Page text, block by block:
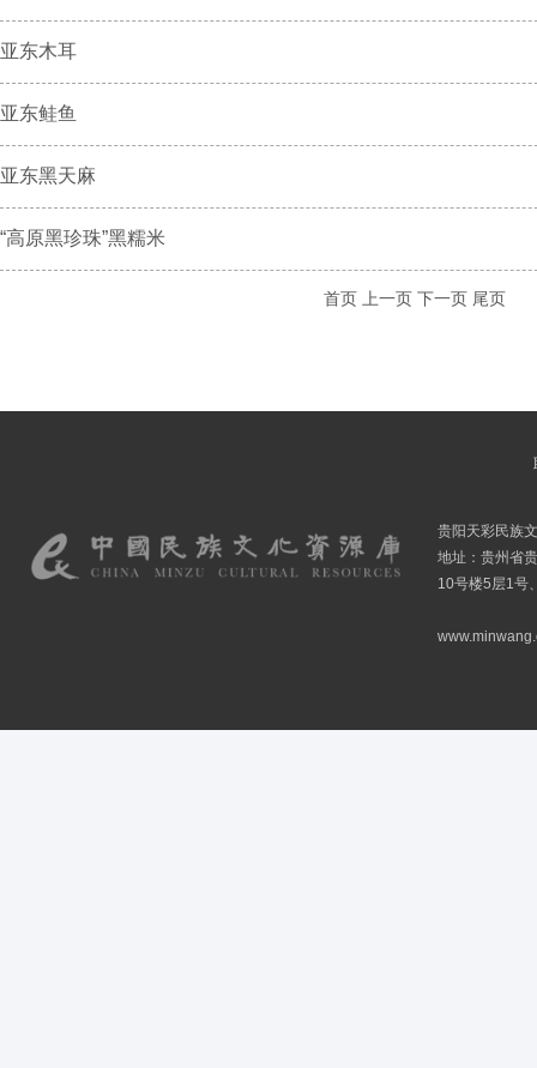
亚东木耳
亚东鲑鱼
亚东黑天麻
“高原黑珍珠”黑糯米
首页 上一页 下一页 尾页
贵阳天彩民族
地址：贵州省
10号楼5层1号